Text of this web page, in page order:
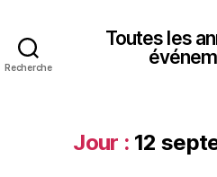
Recherche
Toutes les
Jour : 12